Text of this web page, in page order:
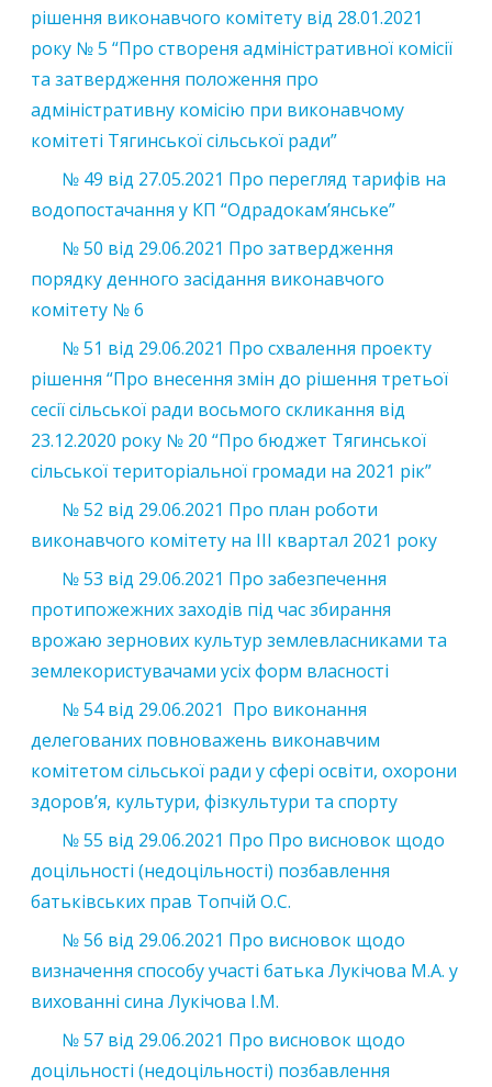
рішення виконавчого комітету від 28.01.2021
року № 5 “Про створеня адміністративної комісії
та затвердження положення про
адміністративну комісію при виконавчому
комітеті Тягинської сільської ради”
№ 49 від 27.05.2021 Про перегляд тарифів на
водопостачання у КП “Одрадокам’янське”
№ 50 від 29.06.2021 Про затвердження
порядку денного засідання виконавчого
комітету № 6
№ 51 від 29.06.2021 Про схвалення проекту
рішення “Про внесення змін до рішення третьої
сесії сільської ради восьмого скликання від
23.12.2020 року № 20 “Про бюджет Тягинської
сільської територіальної громади на 2021 рік”
№ 52 від 29.06.2021 Про план роботи
виконавчого комітету на ІІІ квартал 2021 року
№ 53 від 29.06.2021 Про забезпечення
протипожежних заходів під час збирання
врожаю зернових культур землевласниками та
землекористувачами усіх форм власності
№ 54 від 29.06.2021 Про виконання
делегованих повноважень виконавчим
комітетом сільської ради у сфері освіти, охорони
здоров’я, культури, фізкультури та спорту
№ 55 від 29.06.2021 Про Про висновок щодо
доцільності (недоцільності) позбавлення
батьківських прав Топчій О.С.
№ 56 від 29.06.2021 Про висновок щодо
визначення способу участі батька Лукічова М.А. у
вихованні сина Лукічова І.М.
№ 57 від 29.06.2021 Про висновок щодо
доцільності (недоцільності) позбавлення